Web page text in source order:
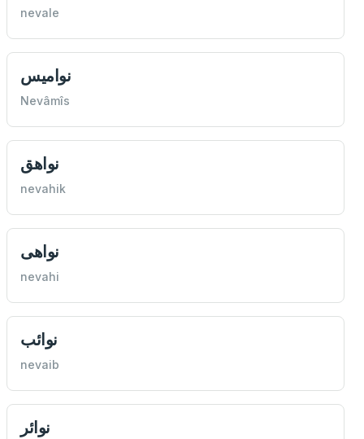
nevale
نواميس
Nevâmîs
نواهق
nevahik
نواهی
nevahi
نوائب
nevaib
نوائر